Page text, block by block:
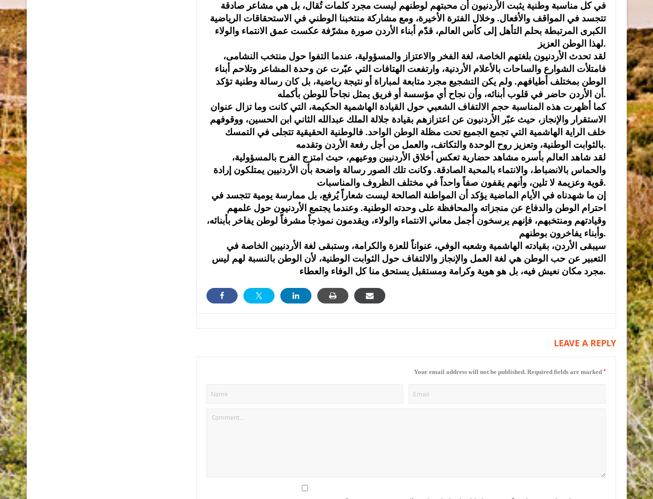
في كل مناسبة وطنية يثبت الأردنيون أن محبتهم لوطنهم ليست مجرد كلمات تُقال، بل هي مشاعر صادقة
تتجسد في المواقف والأفعال. وخلال الفترة الأخيرة، ومع مشاركة منتخبنا الوطني في الاستحقاقات الرياضية
الكبرى المرتبطة بحلم التأهل إلى كأس العالم، قدّم أبناء الأردن صورة مشرّفة عكست عمق الانتماء والولاء
لهذا الوطن العزيز.
لقد تحدث الأردنيون بلغتهم الخاصة، لغة الفخر والاعتزاز والمسؤولية، عندما التفوا حول منتخب النشامى،
فامتلأت الشوارع والساحات بالأعلام الأردنية، وارتفعت الهتافات التي عبّرت عن وحدة المشاعر وتلاحم أبناء
الوطن بمختلف أطيافهم. ولم يكن التشجيع مجرد متابعة لمباراة أو نتيجة رياضية، بل كان رسالة وطنية تؤكد
أن الأردن حاضر في قلوب أبنائه، وأن نجاح أي مؤسسة أو فريق يمثل نجاحاً للوطن بأكمله.
كما أظهرت هذه المناسبة حجم الالتفاف الشعبي حول القيادة الهاشمية الحكيمة، التي كانت وما تزال عنوان
الاستقرار والإنجاز، حيث عبّر الأردنيون عن اعتزازهم بقيادة جلالة الملك عبدالله الثاني ابن الحسين، ووقوفهم
خلف الراية الهاشمية التي تجمع الجميع تحت مظلة الوطن الواحد. فالوطنية الحقيقية تتجلى في التمسك
بالثوابت الوطنية، وتعزيز روح الوحدة والتكاتف، والعمل من أجل رفعة الأردن وتقدمه.
لقد شاهد العالم بأسره مشاهد حضارية تعكس أخلاق الأردنيين ووعيهم، حيث امتزج الفرح بالمسؤولية،
والحماس بالانضباط، والانتماء بالمحبة الصادقة. وكانت تلك الصور رسالة واضحة بأن الأردنيين يمتلكون إرادة
قوية وعزيمة لا تلين، وأنهم يقفون صفاً واحداً في مختلف الظروف والمناسبات.
إن ما شهدناه في الأيام الماضية يؤكد أن المواطنة الصالحة ليست شعاراً يُرفع، بل ممارسة يومية تتجسد في
احترام الوطن والدفاع عن منجزاته والمحافظة على وحدته الوطنية. وعندما يجتمع الأردنيون حول علمهم
وقيادتهم ومنتخبهم، فإنهم يرسخون أجمل معاني الانتماء والولاء، ويقدمون نموذجاً مشرفاً لوطن يفاخر بأبنائه،
وأبناء يفاخرون بوطنهم.
سيبقى الأردن، بقيادته الهاشمية وشعبه الوفي، عنواناً للعزة والكرامة، وستبقى لغة الأردنيين الخاصة في
التعبير عن حب الوطن هي لغة العمل والإنجاز والالتفاف حول الثوابت الوطنية، لأن الوطن بالنسبة لهم ليس
مجرد مكان نعيش فيه، بل هو هوية وكرامة ومستقبل يستحق منا كل الوفاء والعطاء.
LEAVE A REPLY
Your email address will not be published. Required fields are marked *